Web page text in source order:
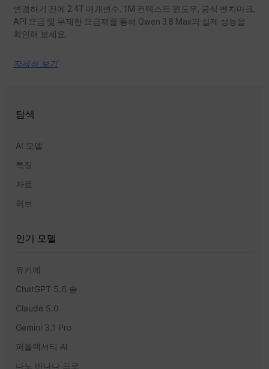
변경하기 전에 2.4T 매개변수, 1M 컨텍스트 윈도우, 공식 벤치마크,
API 요금 및 무제한 요금제를 통해 Qwen 3.8 Max의 실제 성능을
확인해 보세요.
자세히 보기
탐색
AI 모델
특징
자료
허브
인기 모델
유키에
ChatGPT 5.6 솔
Claude 5.0
Gemini 3.1 Pro
퍼플렉서티 AI
나노 바나나 프로